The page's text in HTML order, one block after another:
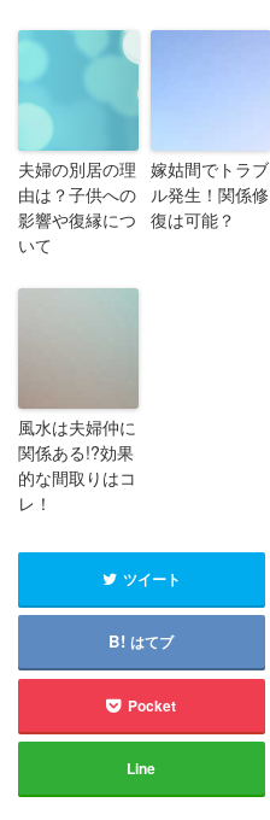
夫婦の別居の理
由は？子供への
影響や復縁につ
いて
嫁姑間でトラブ
ル発生！関係修
復は可能？
風水は夫婦仲に
関係ある!?効果
的な間取りはコ
レ！
ツイート
はてブ
Pocket
Line